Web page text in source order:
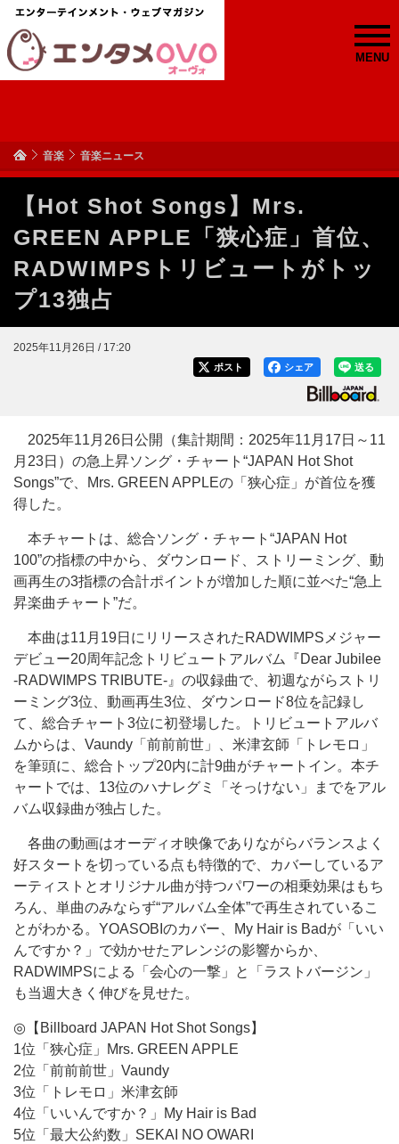
MENU
音楽 音楽ニュース
【Hot Shot Songs】Mrs.
GREEN APPLE「狭心症」首位、
RADWIMPSトリビュートがトッ
プ13独占
2025年11月26日 / 17:20
送る
シェア
ポスト
2025年11月26日公開（集計期間：2025年11月17日～11
月23日）の急上昇ソング・チャート“JAPAN Hot Shot
Songs”で、Mrs. GREEN APPLEの「狭心症」が首位を獲
得した。
本チャートは、総合ソング・チャート“JAPAN Hot
100”の指標の中から、ダウンロード、ストリーミング、動
画再生の3指標の合計ポイントが増加した順に並べた“急上
昇楽曲チャート”だ。
本曲は11月19日にリリースされたRADWIMPSメジャー
デビュー20周年記念トリビュートアルバム『Dear Jubilee
-RADWIMPS TRIBUTE-』の収録曲で、初週ながらストリ
ーミング3位、動画再生3位、ダウンロード8位を記録し
て、総合チャート3位に初登場した。トリビュートアルバ
ムからは、Vaundy「前前前世」、米津玄師「トレモロ」
を筆頭に、総合トップ20内に計9曲がチャートイン。本チ
ャートでは、13位のハナレグミ「そっけない」までをアル
バム収録曲が独占した。
各曲の動画はオーディオ映像でありながらバランスよく
好スタートを切っている点も特徴的で、カバーしているア
ーティストとオリジナル曲が持つパワーの相乗効果はもち
ろん、単曲のみならず“アルバム全体”で再生されているこ
とがわかる。YOASOBIのカバー、My Hair is Badが「いい
んですか？」で効かせたアレンジの影響からか、
RADWIMPSによる「会心の一撃」と「ラストバージン」
も当週大きく伸びを見せた。
◎【Billboard JAPAN Hot Shot Songs】
1位「狭心症」Mrs. GREEN APPLE
2位「前前前世」Vaundy
3位「トレモロ」米津玄師
4位「いいんですか？」My Hair is Bad
5位「最大公約数」SEKAI NO OWARI